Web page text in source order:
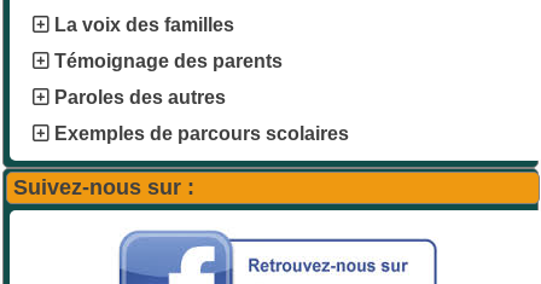
La voix des familles
Témoignage des parents
Paroles des autres
Exemples de parcours scolaires
Suivez-nous sur :